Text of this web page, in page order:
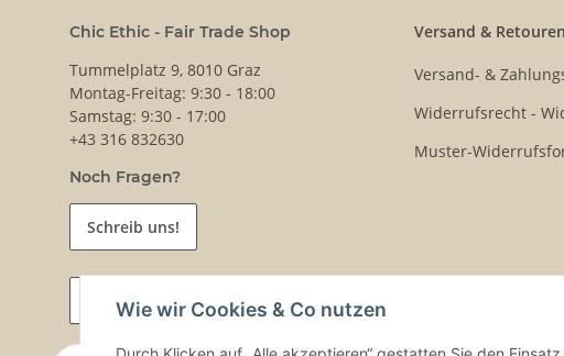
Wie wir Cookies & Co nutzen
Chic Ethic - Fair Trade Shop
Tummelplatz 9, 8010 Graz
Montag-Freitag: 9:30 - 18:00
Samstag: 9:30 - 17:00
+43 316 832630
Noch Fragen?
Schreib uns!
Versand & Retouren
Versand- &
Widerrufsrecht -
Muster-
Vertrag widerrufen